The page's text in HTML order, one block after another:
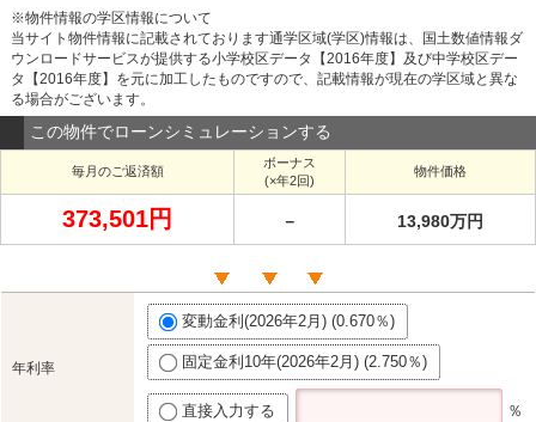
※物件情報の学区情報について
当サイト物件情報に記載されております通学区域(学区)情報は、国土数値情報ダ
ウンロードサービスが提供する小学校区データ【2016年度】及び中学校区デー
タ【2016年度】を元に加工したものですので、記載情報が現在の学区域と異な
る場合がございます。
この物件でローンシミュレーションする
毎月のご返済額
ボーナス
(×年2回)
物件価格
373,501円 － 13,980万円
年利率
変動金利(2026年2月) (0.670％)
固定金利10年(2026年2月) (2.750％)
直接入力する ％